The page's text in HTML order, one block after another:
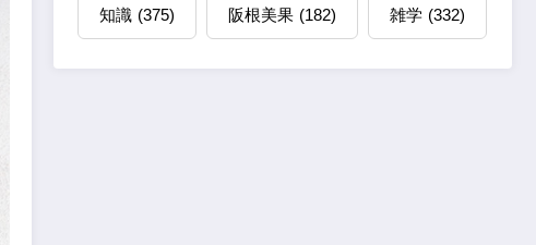
知識 (375) 阪根美果 (182) 雑学 (332)